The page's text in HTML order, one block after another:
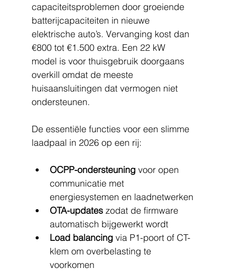
capaciteitsproblemen door groeiende
batterijcapaciteiten in nieuwe
elektrische auto’s. Vervanging kost dan
€800 tot €1.500 extra. Een 22 kW
model is voor thuisgebruik doorgaans
overkill omdat de meeste
huisaansluitingen dat vermogen niet
ondersteunen.
De essentiële functies voor een slimme
laadpaal in 2026 op een rij:
OCPP-ondersteuning voor open
communicatie met
energiesystemen en laadnetwerken
OTA-updates zodat de firmware
automatisch bijgewerkt wordt
Load balancing via P1-poort of CT-
klem om overbelasting te
voorkomen